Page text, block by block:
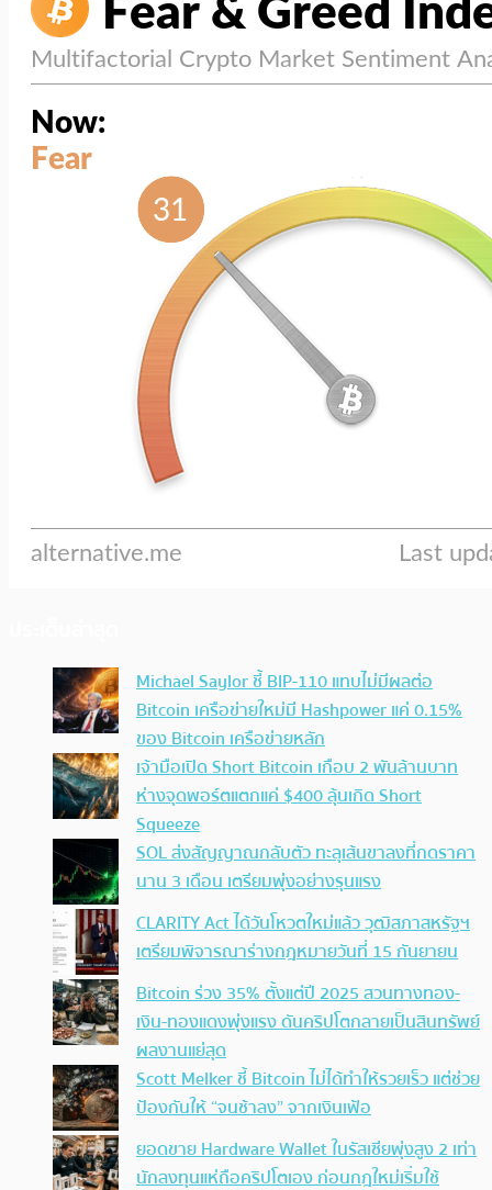
Michael Saylor ชี้ BIP-110 แทบไม่มีผลต่อ
Bitcoin เครือข่ายใหม่มี Hashpower แค่ 0.15%
ของ Bitcoin เครือข่ายหลัก
เจ้ามือเปิด Short Bitcoin เกือบ 2 พันล้านบาท
ห่างจุดพอร์ตแตกแค่ $400 ลุ้นเกิด Short
Squeeze
SOL ส่งสัญญาณกลับตัว ทะลุเส้นขาลงที่กดราคา
นาน 3 เดือน เตรียมพุ่งอย่างรุนแรง
CLARITY Act ได้วันโหวตใหม่แล้ว วุฒิสภาสหรัฐฯ
เตรียมพิจารณาร่างกฎหมายวันที่ 15 กันยายน
Bitcoin ร่วง 35% ตั้งแต่ปี 2025 สวนทางทอง-
เงิน-ทองแดงพุ่งแรง ดันคริปโตกลายเป็นสินทรัพย์
ผลงานแย่สุด
Scott Melker ชี้ Bitcoin ไม่ได้ทำให้รวยเร็ว แต่ช่วย
ป้องกันให้ “จนช้าลง” จากเงินเฟ้อ
ยอดขาย Hardware Wallet ในรัสเซียพุ่งสูง 2 เท่า
นักลงทุนแห่ถือคริปโตเอง ก่อนกฎใหม่เริ่มใช้